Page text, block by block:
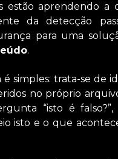
estão aprendendo a
da detecção
para uma
.
é simples: trata-se de
no próprio
“isto é
isto e o que